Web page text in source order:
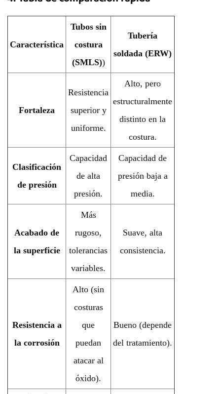
Característica
Tubos sin
costura
(SMLS))
Tubería
soldada (ERW)
Fortaleza
Resistencia
superior y
uniforme.
Alto, pero
estructuralmente
distinto en la
costura.
Clasificación
de presión
Capacidad
de alta
presión.
Capacidad de
presión baja a
media.
Acabado de
la superficie
Más
rugoso,
tolerancias
variables.
Suave, alta
consistencia.
Resistencia a
la corrosión
Alto (sin
costuras
que
puedan
atacar al
óxido).
Bueno (depende
del tratamiento).